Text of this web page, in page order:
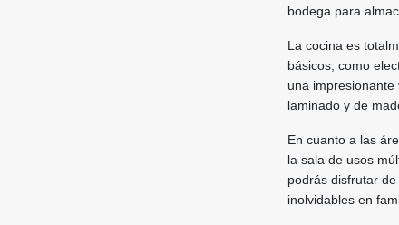
bodega para
La cocina es
básicos, como
una
laminado y de
En cuanto a las
la sala de usos
podrás disfrutar
inolvidables en